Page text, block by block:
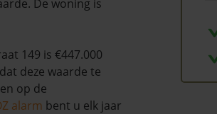
De woning is
149 is €447.000
deze waarde te
op de
alarm bent u elk jaar